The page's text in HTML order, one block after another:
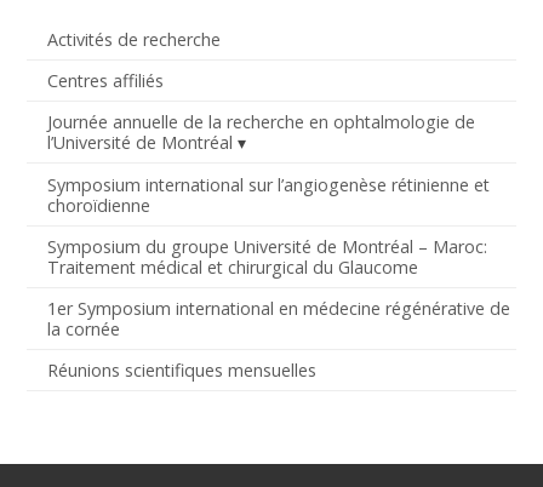
Activités de recherche
Centres affiliés
Journée annuelle de la recherche en ophtalmologie de
l’Université de Montréal
Symposium international sur l’angiogenèse rétinienne et
choroïdienne
Symposium du groupe Université de Montréal – Maroc:
Traitement médical et chirurgical du Glaucome
1er Symposium international en médecine régénérative de
la cornée
Réunions scientifiques mensuelles